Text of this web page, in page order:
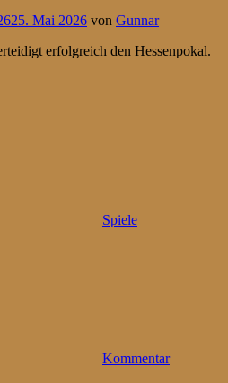
25. Mai 2026 von Gunnar
erfolgreich den Hessenpokal.
Spiele
Kommentar